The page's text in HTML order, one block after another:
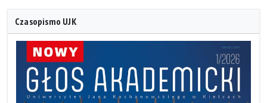
Czasopismo UJK